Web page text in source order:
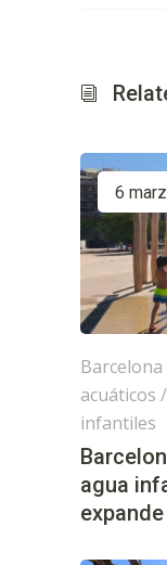
6
acuáticos /
infantiles
agua